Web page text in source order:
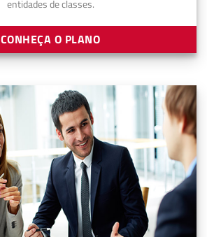
entidades de classes.
CONHEÇA O PLANO